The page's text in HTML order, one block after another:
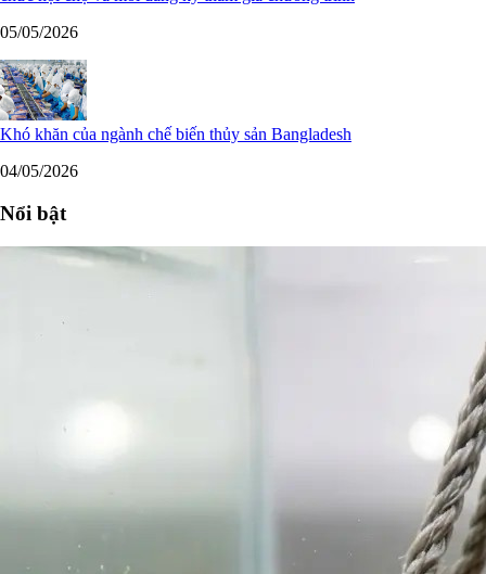
05/05/2026
Khó khăn của ngành chế biến thủy sản Bangladesh
04/05/2026
Nổi bật